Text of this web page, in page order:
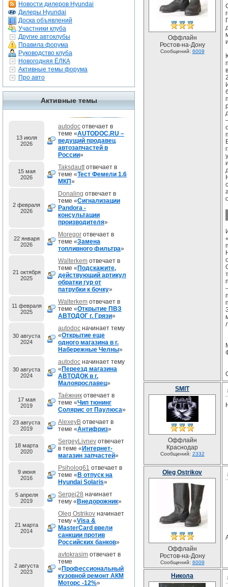
Новости дилеров Hyundai
Дилеры Hyundai
Доска объявлений
Участники клуба
Другие автоклубы
Правила форума
Руководство клуба
Новогодняя ЁЛКА
Активные темы форума
Про авто
Активные темы
13 июля
2026
autodoc отвечает в
теме «AUTODOC.RU –
ведущий продавец
автозапчастей в
России»
15 мая
2026
Taksdauttотвечает в
теме «Тест Фемели 1.6
МКП»
2 февраля
2026
Donaling отвечает в
теме «Сигнализации
Pandora -
консультации
производителя»
22 января
2026
Moregor отвечает в
теме «Замена
топливного фильтра»
21 октября
2025
Walterkem отвечает в
теме « Подскажите,
действующий артикул
обратки гур от
патрубки к бочку»
11 февраля
2025
Walterkem отвечает в
теме «Открытие ПВЗ
АВТОДОГ г. Грязи»
30 августа
2024
autodoc начинает тему
«Открытие еще
одного магазина в г.
Набережные Челны»
30 августа
2024
autodoc начинает тему
« Переезд магазина
АВТОДОК в г.
Малоярославец»
17 мая
2019
Таёжник отвечает в
теме «Чип тюнинг
Солярис от Паулюса»
23 августа
2019
AlexeyB отвечает в
теме «Антифриз»
18 марта
2020
SergeyLivnev отвечает
в теме « Интернет-
магазин запчастей»
9 июня
2016
Psiholog61 отвечает в
теме « В отпуск на
Hyundai Solaris»
5 апреля
2019
Sergej28 начинает
тему « Внедорожник»
21 марта
2014
Oleg Ostrikov начинает
тему «Visa &
MasterCard ввели
санкции против
Российских банков»
2 августа
2023
avtokrasim отвечает в
теме
« Профессиональный
кузовной ремонт АКМ
Моторс -12%»
Оффлайн
Ростов-на-Дону
Сообщений: 6009
SMIT
Оффлайн
Краснодар
Сообщений: 2332
Oleg Ostrikov
Оффлайн
Ростов-на-Дону
Сообщений: 6009
Никола